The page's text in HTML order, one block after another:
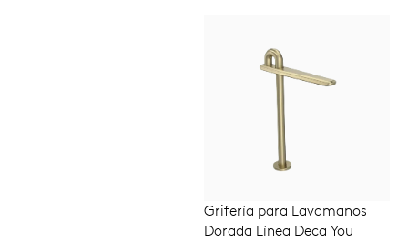
LEER MÁS
Grifería para Lavamanos
Dorada Línea Deca You